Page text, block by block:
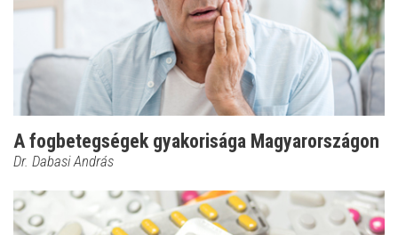
A fogbetegségek gyakorisága Magyarországon
Dr. Dabasi András